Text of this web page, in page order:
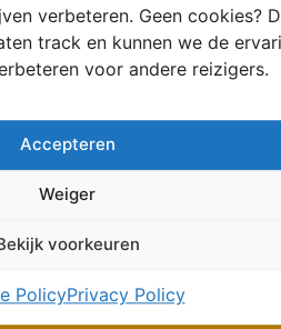
verbeteren. Geen cookies?
track en kunnen we de
voor andere reizigers.
Accepteren
Weiger
voorkeuren
PolicyPrivacy Policy
op
en